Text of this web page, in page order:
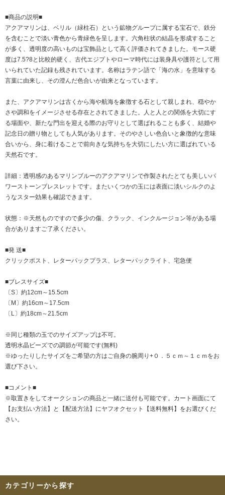
■商品の説明■
アクアマリンは、ベリル（緑柱石）という鉱物グループに属する宝石で、鉄分
を含むことで淡い青色から青緑色を呈します。六角柱状の結晶を形成すること
が多く、透明度の高いものは宝飾品として高く評価されてきました。モース硬
度は7.5?8と比較的硬く、古代エジプトやローマ時代には装身具や護符として用
いられていた記録も残されています。名称はラテン語で「海の水」を意味する
言葉に由来し、その澄んだ色合いが由来となっています。
また、アクアマリンは古くから海や航海を象徴する石として親しまれ、穏やか
さや調和をイメージさせる存在とされてきました。人と人との関係を大切にす
る場面や、新たな門出を迎える際のお守りとして選ばれることも多く、結婚や
記念日の贈り物としても人気があります。そのやさしい色合いと象徴的な意味
合いから、身に着けることで前向きな気持ちを大切にしたい方に選ばれている
天然石です。
詳細：透明感のあるマリンブルーのアクアマリンで作製されたとても美しいパ
ワーストーンブレスレットです。またいくつかの玉には表面に淡いシルクのよ
うなスター効果も確認できます。
状態：※天然ものですので多少の傷、クラック、インクルージョン等がある場
合がありますご了承ください。
■発 送■
クリックポスト、レターパックプラス、レターパックライト、宅急便
■ブレスサイズ■
〔S〕約12cm～15.5cm
〔M〕約16cm～17.5cm
〔L〕約18cm～21.5cm
※同じ種類の玉でのサイズアップは不可。
透明水晶ビーズでの調節が可能です(無料)
※ゆったりしたサイズをご希望の方はご自身の腕周り+０．５ｃｍ～１ｃｍをお
選び下さい。
■コメント■
※取置きをしてオークションの商品と一緒に送付も可能です。カート画面にて
【お支払い方法】と【配送方法】にヤフオクセット【送料無料】をお選びくだ
さい。
カテゴリーから探す